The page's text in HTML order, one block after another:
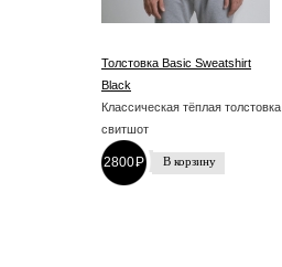
Толстовка Basic Sweatshirt
Black
Классическая тёплая толстовка
свитшот
2800P
-